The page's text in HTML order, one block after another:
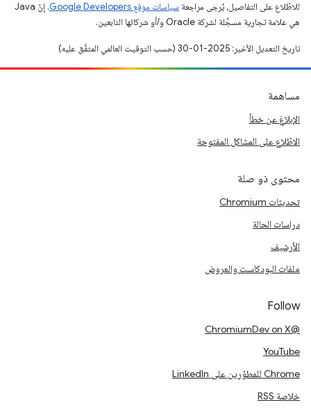
للاطّلاع على التفاصيل، يُرجى مراجعة سياسات موقع Google Developers‏
. إنّ Java
هي علامة تجارية مسجَّلة لشركة Oracle و/أو شركائها التابعين.
تاريخ التعديل الأخير: 2025-01-30 (حسب التوقيت العالمي المتفَّق عليه)
مساهمة
الإبلاغ عن خطأ
الاطّلاع على المشاكل المفتوحة
محتوى ذو صلة
تحديثات Chromium
دراسات الحالة
الأرشيف
ملفات البودكاست والعروض
Follow
@ChromiumDev on X
YouTube
Chrome للمطوّرين على LinkedIn
خلاصة RSS